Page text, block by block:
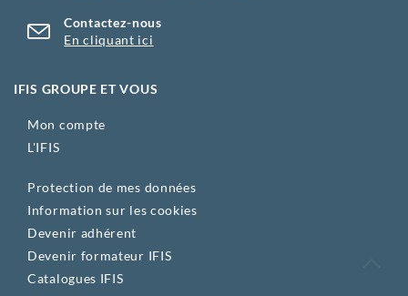
IFIS GROUPE ET VOUS
Mon compte
L'IFIS
Protection de mes données
Information sur les cookies
Devenir adhérent
Devenir formateur IFIS
Catalogues IFIS
Contactez-nous
En cliquant ici